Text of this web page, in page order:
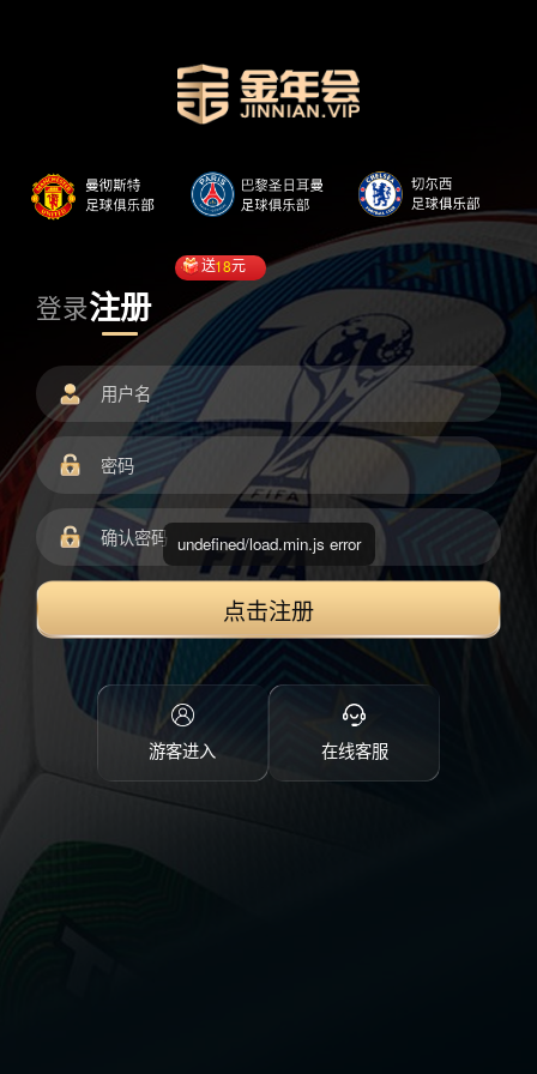
登录注册
送18元
点击注册
游客进入 在线客服
undefined/load.min.js error